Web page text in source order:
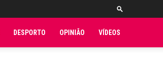
DESPORTO OPINIÃO VÍDEOS